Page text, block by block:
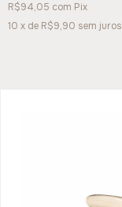
R$94,05 com Pix
10 x de R$9,90 sem juros